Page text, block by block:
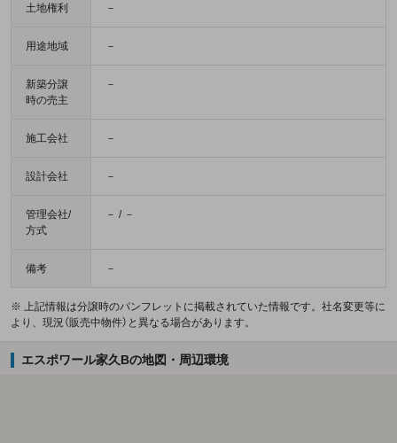
土地権利 －
用途地域 －
新築分譲
時の売主
－
施工会社 －
設計会社 －
管理会社/
方式
－ / －
備考 －
※ 上記情報は分譲時のパンフレットに掲載されていた情報です。社名変更等に
より、現況（販売中物件）と異なる場合があります。
エスポワール家久Bの地図・周辺環境